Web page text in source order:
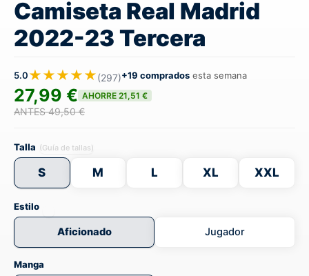
Camiseta Real Madrid
2022-23 Tercera
5.0★★★★★(297)+19 comprados esta semana
27,99 € AHORRE 21,51 €
ANTES 49,50 €
Talla (Guía de tallas)
S M L XL XXL
Estilo
Aficionado Jugador
Manga